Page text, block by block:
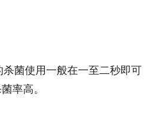
菌使用一般在一至二秒即可
率高。